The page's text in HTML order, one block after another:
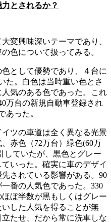
とされるか？
変興味深いテーマであり、
色について扱ってみる。
として優勢であり、４台に
た。白色は当時重い色とさ
気のある色であった。これ
万台の新規自動車登録され
あった。
ツの車道は全く異なる光景
赤色（72万台）緑色(60万
していたが、黒色とグレー
いった。確実に車のデザイ
されている影響がある。90
番の人気色であった。330
ぼ半数が黒もしくはグレー
した人気を得ることが無
たせ、だから常に洗車しな